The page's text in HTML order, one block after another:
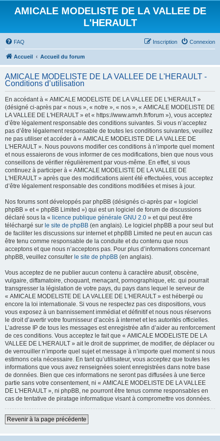
AMICALE MODELISTE DE LA VALLEE DE
L'HERAULT
FAQ Connexion
Inscription
Accueil Accueil du forum
AMICALE MODELISTE DE LA VALLEE DE L'HERAULT -
Conditions d’utilisation
En accédant à « AMICALE MODELISTE DE LA VALLEE DE L'HERAULT »
(désigné ci-après par « nous », « notre », « nos », « AMICALE MODELISTE DE
LA VALLEE DE L'HERAULT » et « https://www.amvh.fr/forum »), vous acceptez
d’être légalement responsable des conditions suivantes. Si vous n’acceptez
pas d’être légalement responsable de toutes les conditions suivantes, veuillez
ne pas utiliser et accéder à « AMICALE MODELISTE DE LA VALLEE DE
L'HERAULT ». Nous pouvons modifier ces conditions à n’importe quel moment
et nous essaierons de vous informer de ces modifications, bien que nous vous
conseillons de vérifier régulièrement par vous-même. En effet, si vous
continuez à participer à « AMICALE MODELISTE DE LA VALLEE DE
L'HERAULT » après que des modifications aient été effectuées, vous acceptez
d’être légalement responsable des conditions modifiées et mises à jour.
Nos forums sont développés par phpBB (désignés ci-après par « logiciel
phpBB » et « phpBB Limited ») qui est un logiciel de forum de discussions
déclaré sous la « licence publique générale GNU 2.0 » et qui peut être
téléchargé sur le site de phpBB (en anglais). Le logiciel phpBB a pour seul but
de faciliter les discussions sur internet et phpBB Limited ne peut en aucun cas
être tenu comme responsable de la conduite et du contenu que nous
acceptons et que nous n’acceptons pas. Pour plus d’informations concernant
phpBB, veuillez consulter le site de phpBB (en anglais).
Vous acceptez de ne publier aucun contenu à caractère abusif, obscène,
vulgaire, diffamatoire, choquant, menaçant, pornographique, etc. qui pourrait
transgresser la législation de votre pays, du pays dans lequel le serveur de
« AMICALE MODELISTE DE LA VALLEE DE L'HERAULT » est hébergé ou
encore la loi internationale. Si vous ne respectez pas ces dispositions, vous
vous exposez à un bannissement immédiat et définitif et nous nous réservons
le droit d’avertir votre fournisseur d’accès à internet et les autorités officielles.
L’adresse IP de tous les messages est enregistrée afin d’aider au renforcement
de ces conditions. Vous acceptez le fait que « AMICALE MODELISTE DE LA
VALLEE DE L'HERAULT » ait le droit de supprimer, de modifier, de déplacer ou
de verrouiller n’importe quel sujet et message à n’importe quel moment si nous
estimons cela nécessaire. En tant qu’utilisateur, vous acceptez que toutes les
informations que vous avez renseignées soient enregistrées dans notre base
de données. Bien que ces informations ne seront pas diffusées à une tierce
partie sans votre consentement, ni « AMICALE MODELISTE DE LA VALLEE
DE L'HERAULT », ni phpBB, ne pourront être tenus comme responsables en
cas de tentative de piratage informatique visant à compromettre vos données.
Revenir à la page précédente